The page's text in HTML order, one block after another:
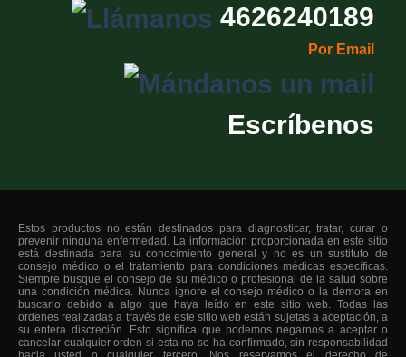
4626240189
Por Email
Escríbenos
Estos productos no están destinados para diagnosticar, tratar, curar o
prevenir ninguna enfermedad. La información proporcionada en este sitio
está destinada para su conocimiento general y no es un sustituto de
consejo médico o el tratamiento para condiciones médicas específicas.
Siempre busque el consejo de su médico o profesional de la salud sobre
una condición médica. Nunca ignore el consejo médico o la demora en
buscarlo debido a algo que haya leído en este sitio web. Todas las
ordenes realizadas a través de este sitio web están sujetas a aceptación, a
su entera discreción. Esto significa que podemos negarnos a aceptar o
cancelar cualquier orden si esta no se ha confirmado, sin responsabilidad